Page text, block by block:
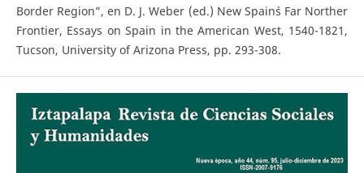
Border Region”, en D. J. Weber (ed.) New Spain´s Far Norther
Frontier, Essays on Spain in the American West, 1540-1821,
Tucson, University of Arizona Press, pp. 293-308.